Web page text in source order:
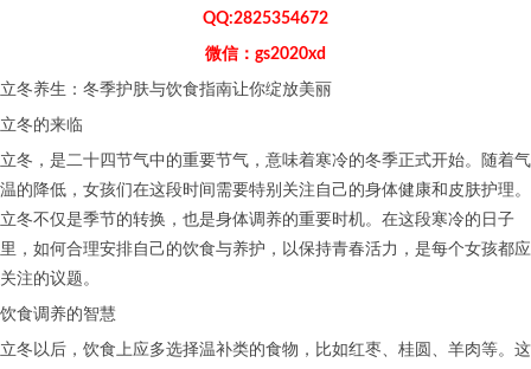
QQ:2825354672
微信：gs2020xd
立冬养生：冬季护肤与饮食指南让你绽放美丽
立冬的来临
立冬，是二十四节气中的重要节气，意味着寒冷的冬季正式开始。随着气
温的降低，女孩们在这段时间需要特别关注自己的身体健康和皮肤护理。
立冬不仅是季节的转换，也是身体调养的重要时机。在这段寒冷的日子
里，如何合理安排自己的饮食与养护，以保持青春活力，是每个女孩都应
关注的议题。
饮食调养的智慧
立冬以后，饮食上应多选择温补类的食物，比如红枣、桂圆、羊肉等。这